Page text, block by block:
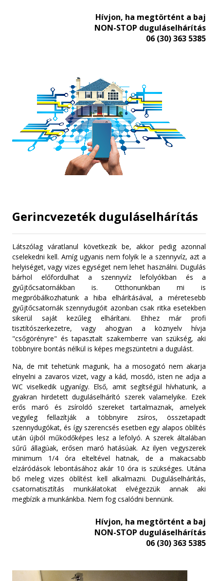
Hívjon, ha megtörtént a baj
NON-STOP duguláselhárítás
06 (30) 363 5385
Gerincvezeték duguláselhárítás
Látszólag váratlanul következik be, akkor pedig azonnal
cselekedni kell. Amíg ugyanis nem folyik le a szennyvíz, azt a
helyiséget, vagy vizes egységet nem lehet használni. Dugulás
bárhol előfordulhat a szennyvíz lefolyókban és a
gyűjtőcsatornákban is. Otthonunkban mi is
megpróbálkozhatunk a hiba elhárításával, a méretesebb
gyűjtőcsatornák szennydugóit azonban csak ritka esetekben
sikerül saját kezűleg elhárítani. Ehhez már profi
tisztítószerkezetre, vagy ahogyan a köznyelv hívja
"csőgörényre" és tapasztalt szakemberre van szükség, aki
többnyire bontás nélkül is képes megszüntetni a dugulást.
Na, de mit tehetünk magunk, ha a mosogató nem akarja
elnyelni a zavaros vizet, vagy a kád, mosdó, isten ne adja a
WC viselkedik ugyanígy. Első, amit segítségül hívhatunk, a
gyakran hirdetett duguláselhárító szerek valamelyike. Ezek
erős maró és zsíroldó szereket tartalmaznak, amelyek
vegyileg fellazítják a többnyire zsíros, összetapadt
szennydugókat, és így szerencsés esetben egy alapos öblítés
után újból működőképes lesz a lefolyó. A szerek általában
sűrű állagúak, erősen maró hatásúak. Az ilyen vegyszerek
minimum 1/4 óra elteltével hatnak, de a makacsabb
elzáródások lebontásához akár 10 óra is szükséges. Utána
bő meleg vizes öblítést kell alkalmazni. Duguláselhárítás,
csatornatisztítás munkálatokat elvégezzük annak aki
megbízik a munkánkba. Nem fog csalódni bennünk.
Hívjon, ha megtörtént a baj
NON-STOP duguláselhárítás
06 (30) 363 5385